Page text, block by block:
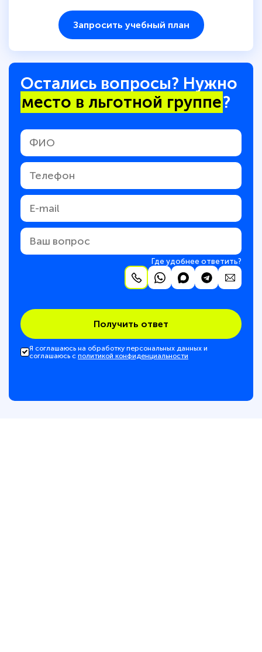
Запросить учебный план
Остались вопросы? Нужно
место в льготной группе?
Где удобнее ответить?
Получить ответ
Я соглашаюсь на обработку персональных данных и
соглашаюсь с политикой конфиденциальности